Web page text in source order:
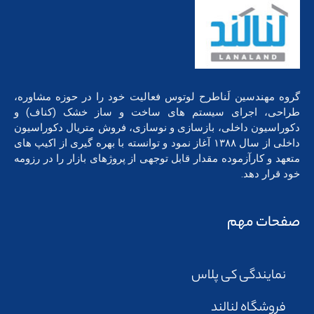
گروه مهندسین لَناطرح لوتوس فعالیت خود را در حوزه مشاوره،
طراحی، اجرای سیستم های ساخت و ساز خشک (کناف) و
دکوراسیون داخلی، بازسازی و نوسازی، فروش متریال دکوراسیون
داخلی از سال ۱۳۸۸ آغاز نمود و توانسته با بهره گیری از اکیپ های
متعهد و کارآزموده مقدار قابل توجهی از پروژهای بازار را در رزومه
خود قرار دهد.
صفحات مهم
نمایندگی کی پلاس
فروشگاه لنالند